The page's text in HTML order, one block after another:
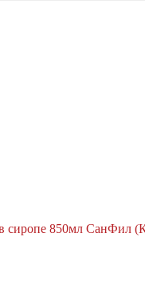
сиропе 850мл СанФил